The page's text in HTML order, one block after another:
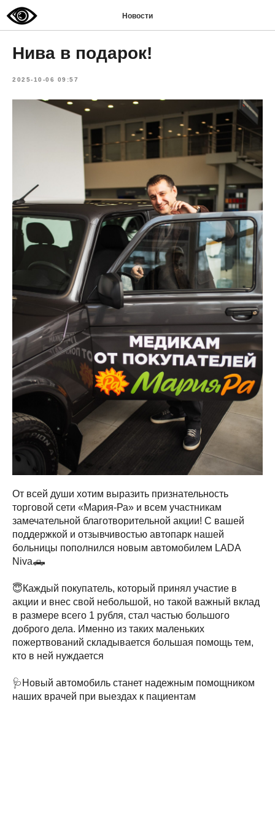
Новости
Нива в подарок!
2025-10-06 09:57
От всей души хотим выразить признательность
торговой сети «Мария-Ра» и всем участникам
замечательной благотворительной акции! С вашей
поддержкой и отзывчивостью автопарк нашей
больницы пополнился новым автомобилем LADA
Niva🛻
😇Каждый покупатель, который принял участие в
акции и внес свой небольшой, но такой важный вклад
в размере всего 1 рубля, стал частью большого
доброго дела. Именно из таких маленьких
пожертвований складывается большая помощь тем,
кто в ней нуждается
🩺Новый автомобиль станет надежным помощником
наших врачей при выездах к пациентам